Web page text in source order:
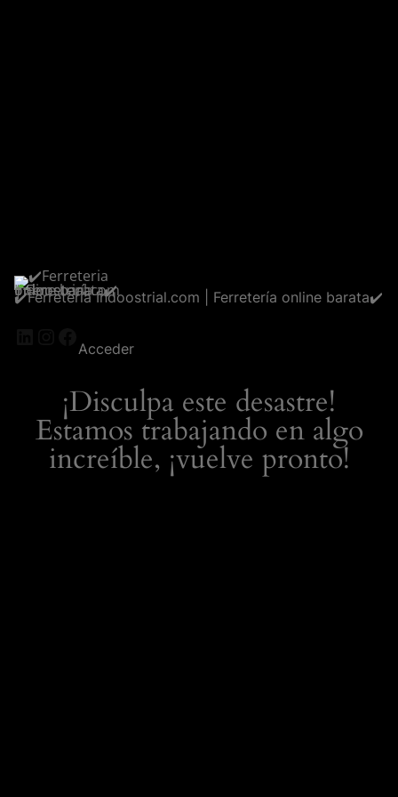
✔️Ferreteria Indoostrial.com | Ferretería online barata✔️
LinkedIn
Instagram
Facebook
Acceder
¡Disculpa este desastre!
Estamos trabajando en algo
increíble, ¡vuelve pronto!